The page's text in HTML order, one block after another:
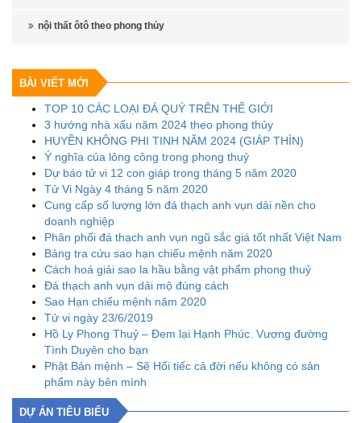
nội thất ôtô theo phong thủy
BÀI VIẾT MỚI
TOP 10 CÁC LOẠI ĐÁ QUÝ TRÊN THẾ GIỚI
3 hướng nhà xấu năm 2024 theo phong thủy
HUYỀN KHÔNG PHI TINH NĂM 2024 (GIÁP THÌN)
Ý nghĩa của lông công trong phong thuỷ
Dự báo tử vi 12 con giáp trong tháng 5 năm 2020
Tử Vi Ngày 4 tháng 5 năm 2020
Cung cấp số lượng lớn đá thạch anh vụn dải nền cho
doanh nghiệp
Phân phối đá thạch anh vụn ngũ sắc giá tốt nhất Việt Nam
Bảng tra cứu sao hạn chiếu mệnh năm 2020
Cách hoá giải sao la hầu bằng vật phẩm phong thuỷ
Đá thạch anh vụn dải mộ đúng cách
Sao Hạn chiếu mệnh năm 2020
Tử vi ngày 23/6/2019
Hồ Ly Phong Thuỷ – Đem lại Hạnh Phúc. Vượng đường
Tình Duyên cho bạn
Phật Bản mệnh – Sẽ Hối tiếc cả đời nếu không có sản
phẩm này bên mình
DỰ ÁN TIÊU BIỂU